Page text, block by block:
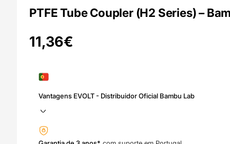
PTFE Tube Coupler (H2 Series) –
11,36€
Vantagens EVOLT - Distribuidor Oficial Bambu Lab